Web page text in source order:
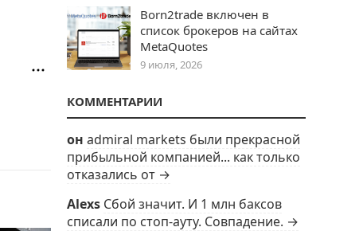
Born2trade включен в
список брокеров на сайтах
MetaQuotes
9 июля, 2026
КОММЕНТАРИИ
он admiral markets были прекрасной
прибыльной компанией... как только
отказались от →
Alexs Сбой значит. И 1 млн баксов
списали по стоп-ауту. Совпадение. →